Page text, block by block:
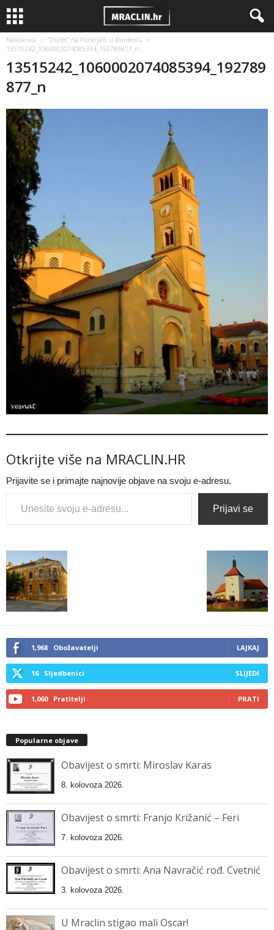
Naslovnica
“Dučec” na Picokijadi u Đurđevcu
13515242_1060002074085394_192789877_n
13515242_1060002074085394_192789
877_n
Otkrijte više na MRACLIN.HR
Prijavite se i primajte najnovije objave na svoju e-adresu.
Type your email…
Prijavi se
1,968 Obožavatelji LAJKAJ
16 Sljedbenici SLIJEDI
1,060 Pratitelji PRATI
Popularne objave
Obavijest o smrti: Miroslav Karas
8. kolovoza 2026.
Obavijest o smrti: Franjo Križanić – Feri
7. kolovoza 2026.
Obavijest o smrti: Ana Navračić rođ. Cvetnić
3. kolovoza 2026.
U Mraclin stigao mali Oscar!